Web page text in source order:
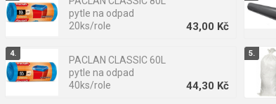
pytle na odpad
20ks/role
43,00 Kč
PACLAN CLASSIC 60L
pytle na odpad
40ks/role
44,30 Kč